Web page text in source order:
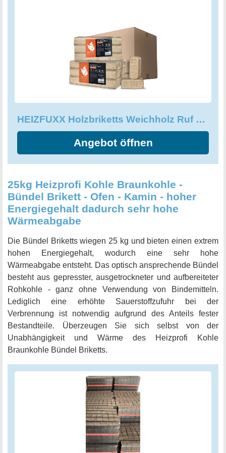
HEIZFUXX Holzbriketts Weichholz Ruf Original
Angebot öffnen
25kg Heizprofi Kohle Braunkohle -
Bündel Brikett - Ofen - Kamin - hoher
Energiegehalt dadurch sehr hohe
Wärmeabgabe
Die Bündel Briketts wiegen 25 kg und bieten einen extrem
hohen Energiegehalt, wodurch eine sehr hohe
Wärmeabgabe entsteht. Das optisch ansprechende Bündel
besteht aus gepresster, ausgetrockneter und aufbereiteter
Rohkohle - ganz ohne Verwendung von Bindemitteln.
Lediglich eine erhöhte Sauerstoffzufuhr bei der
Verbrennung ist notwendig aufgrund des Anteils fester
Bestandteile. Überzeugen Sie sich selbst von der
Unabhängigkeit und Wärme des Heizprofi Kohle
Braunkohle Bündel Briketts.